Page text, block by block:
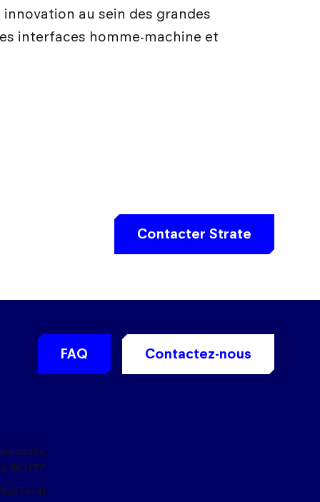
au sein des grandes
interfaces homme-machine et
Contacter Strate
FAQ Contactez-nous
562157